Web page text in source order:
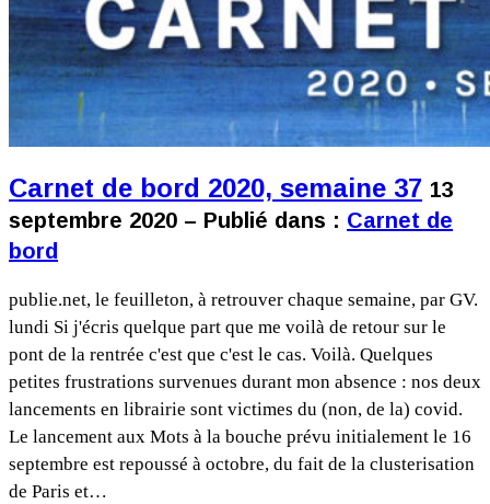
Carnet de bord 2020, semaine 37 13
septembre 2020 – Publié dans : Carnet de
bord
publie.net, le feuilleton, à retrouver chaque semaine, par GV.
lundi Si j'écris quelque part que me voilà de retour sur le
pont de la rentrée c'est que c'est le cas. Voilà. Quelques
petites frustrations survenues durant mon absence : nos deux
lancements en librairie sont victimes du (non, de la) covid.
Le lancement aux Mots à la bouche prévu initialement le 16
septembre est repoussé à octobre, du fait de la clusterisation
de Paris et…